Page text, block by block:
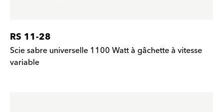
RS 11-28
Scie sabre universelle 1100 Watt à gâchette à vitesse
variable